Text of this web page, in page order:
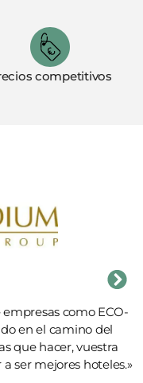
competitivos
como ECO-
en el camino del
hacer, vuestra
mejores hoteles.»